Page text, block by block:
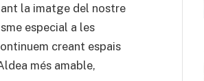
la imatge del nostre
especial a les
creant espais
més amable,